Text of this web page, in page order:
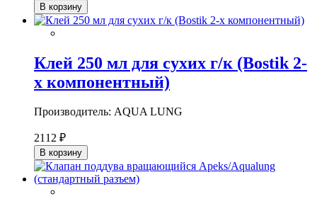
В корзину
Клей 250 мл для сухих г/к (Bostik 2-
х компонентный)
Производитель: AQUA LUNG
2112 ₽
В корзину